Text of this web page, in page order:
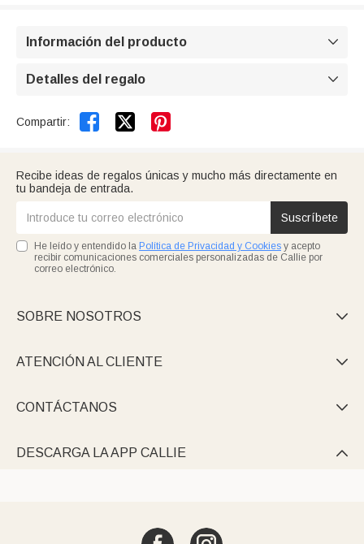
Información del producto 
Detalles del regalo 
Compartir:  
Recibe ideas de regalos únicas y mucho más directamente en
tu bandeja de entrada.
Suscríbete
He leído y entendido la Política de Privacidad y Cookies y acepto
recibir comunicaciones comerciales personalizadas de Callie por
correo electrónico.
SOBRE NOSOTROS 
ATENCIÓN AL CLIENTE 
CONTÁCTANOS 
DESCARGA LA APP CALLIE 